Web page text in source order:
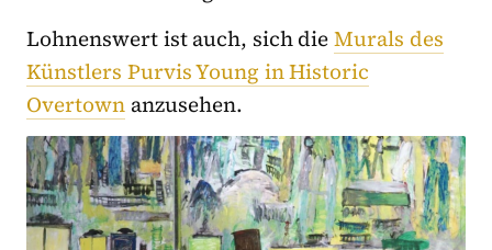
Lohnenswert ist auch, sich dieMurals des
Künstlers Purvis Young in Historic
Overtown anzusehen.